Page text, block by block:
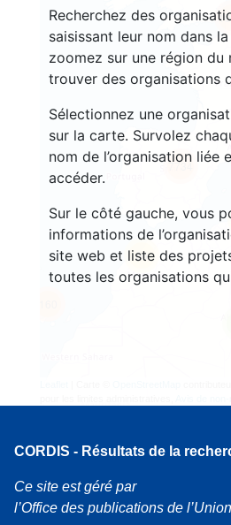
Recherchez des
saisissant leur nom dans
zoomez sur une région
trouver des organisations
Sélectionnez une
sur la carte. Survolez
nom de l’organisation
accéder.
Sur le côté gauche, vous
informations de
site web et liste des
toutes les organisations
66
7734
CORDIS - Résultats de la
Ce site est géré par
l’Office des publications de